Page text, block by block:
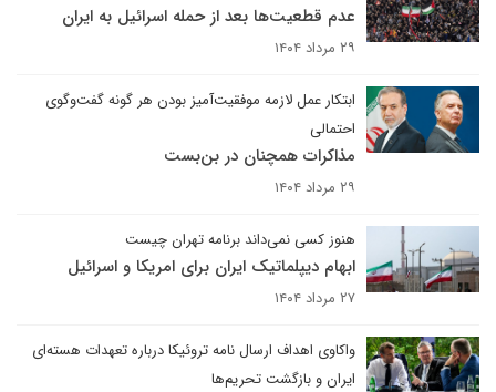
عدم قطعیت‌ها بعد از حمله اسرائیل به ایران
۲۹ مرداد ۱۴۰۴
ابتکار عمل لازمه موفقیت‌آمیز بودن هر گونه گفت‌وگوی
احتمالی
مذاکرات همچنان در بن‌بست
۲۹ مرداد ۱۴۰۴
هنوز کسی نمی‌داند برنامه تهران چیست
ابهام دیپلماتیک ایران برای امریکا و اسرائیل
۲۷ مرداد ۱۴۰۴
واکاوی اهداف ارسال نامه تروئیکا درباره تعهدات هسته‌ای
ایران و بازگشت تحریم‌ها